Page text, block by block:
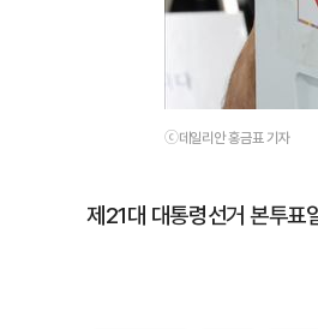
ⓒ데일리안 홍금표 기자
제21대 대통령선거 본투표